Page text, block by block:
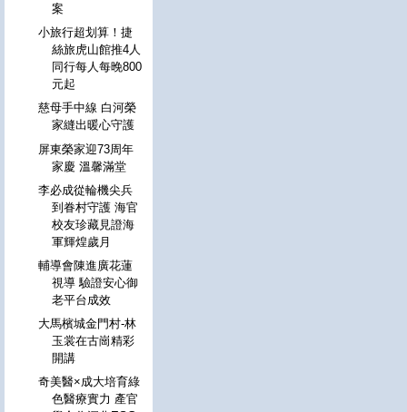
案
小旅行超划算！捷
絲旅虎山館推4人
同行每人每晚800
元起
慈母手中線 白河榮
家縫出暖心守護
屏東榮家迎73周年
家慶 溫馨滿堂
李必成從輪機尖兵
到眷村守護 海官
校友珍藏見證海
軍輝煌歲月
輔導會陳進廣花蓮
視導 驗證安心御
老平台成效
大馬檳城金門村-林
玉裳在古崗精彩
開講
奇美醫×成大培育綠
色醫療實力 產官